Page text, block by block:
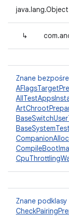
java.lang.Object
↳
Znane
Znane